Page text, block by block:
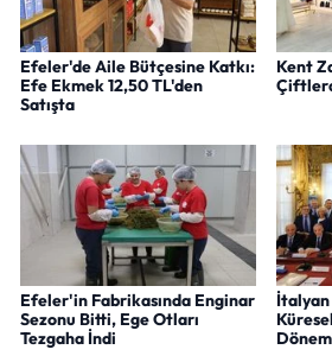
Efeler'de Aile Bütçesine Katkı:
Efe Ekmek 12,50 TL'den
Satışta
Kent
Efeler'in Fabrikasında Enginar
Sezonu Bitti, Ege Otları
Tezgaha İndi
İtalyan